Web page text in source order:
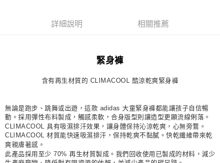
每筆NT$80，滿NT$1,500(含以上)免運費
每筆NT$80，滿NT$1,500(含以上)免運費
付款後門市自取
詳細說明 相關推薦
緊身褲
含有再生材質的 CLIMACOOL 酷涼乾爽緊身褲
無論是跑步、跳舞或出遊，這款 adidas 大童緊身褲都能讓孩子自信暢
動。採用彈性布料製成，觸感柔軟，合身版型則讓造型更顯流線俐落。
CLIMACOOL 具有吸濕排汗效果，讓身體保持沁涼乾爽，心無旁鶩。
CLIMACOOL 材質能快速吸濕排汗，保持乾爽不黏膩。快乾纖維帶來乾
爽親膚著感。
此產品採用至少 70% 再生材質製成。我們回收使用已製成的材料，減少